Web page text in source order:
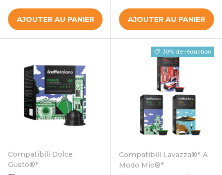
AJOUTER AU PANIER AJOUTER AU PANIER
Compatibili Dolce
Gusto®*
30% de réduction
Compatibili Lavazza®* A
Modo Mio®*